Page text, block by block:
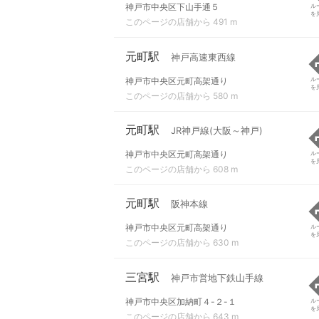
神戸市中央区下山手通５
このページの店舗から 491 m
ル
を
元町駅 神戸高速東西線
神戸市中央区元町高架通り
このページの店舗から 580 m
ル
を
元町駅 JR神戸線(大阪～神戸)
神戸市中央区元町高架通り
このページの店舗から 608 m
ル
を
元町駅 阪神本線
神戸市中央区元町高架通り
このページの店舗から 630 m
ル
を
三宮駅 神戸市営地下鉄山手線
神戸市中央区加納町４-２-１
このページの店舗から 643 m
ル
を